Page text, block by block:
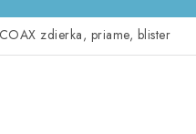
zdierka, priame, blister